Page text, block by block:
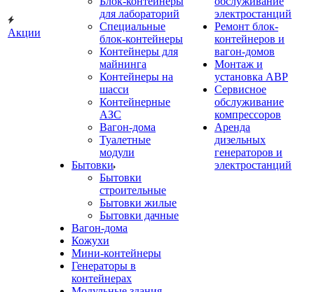
Акции
для лабораторий
Специальные
блок-контейнеры
Контейнеры для
майнинга
Контейнеры на
шасси
Контейнерные
АЗС
Вагон-дома
Туалетные
модули
Бытовки
Бытовки
строительные
Бытовки жилые
Бытовки дачные
Вагон-дома
Кожухи
Мини-контейнеры
Генераторы в
контейнерах
электростанций
Ремонт блок-
контейнеров и
вагон-домов
Монтаж и
установка АВР
Сервисное
обслуживание
компрессоров
Аренда
дизельных
генераторов и
электростанций